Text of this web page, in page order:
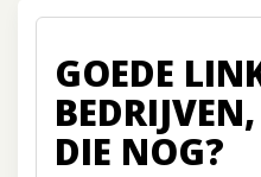
GOEDE
DIE NOG?